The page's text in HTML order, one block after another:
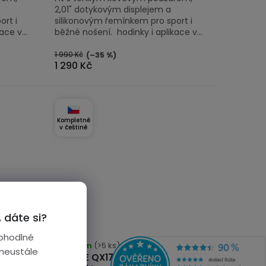
dáte si?
i
v...
1 290 Kč
1 990 Kč (–35 %)
2,01" dotykovým displejem a
silikonovým řemínkem pro sport i
běžné nošení. hodinky i aplikace v...
|
Kompletně
v češtině
EVOLVE QX17 Fit | duální GPS |
Skladem (>5 ks)